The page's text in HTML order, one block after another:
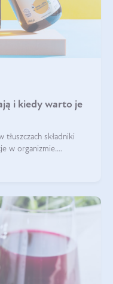
i kiedy warto je
składniki
w organizmie.